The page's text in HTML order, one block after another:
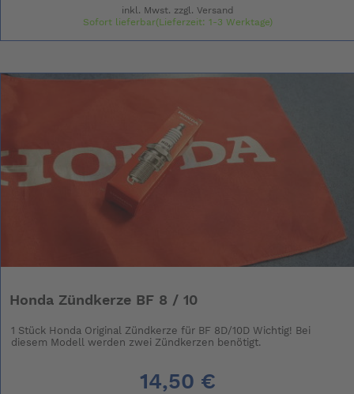
inkl. Mwst. zzgl. Versand
Sofort lieferbar(Lieferzeit: 1-3 Werktage)
Honda Zündkerze BF 8 / 10
1 Stück Honda Original Zündkerze für BF 8D/10D Wichtig! Bei
diesem Modell werden zwei Zündkerzen benötigt.
14,50 €